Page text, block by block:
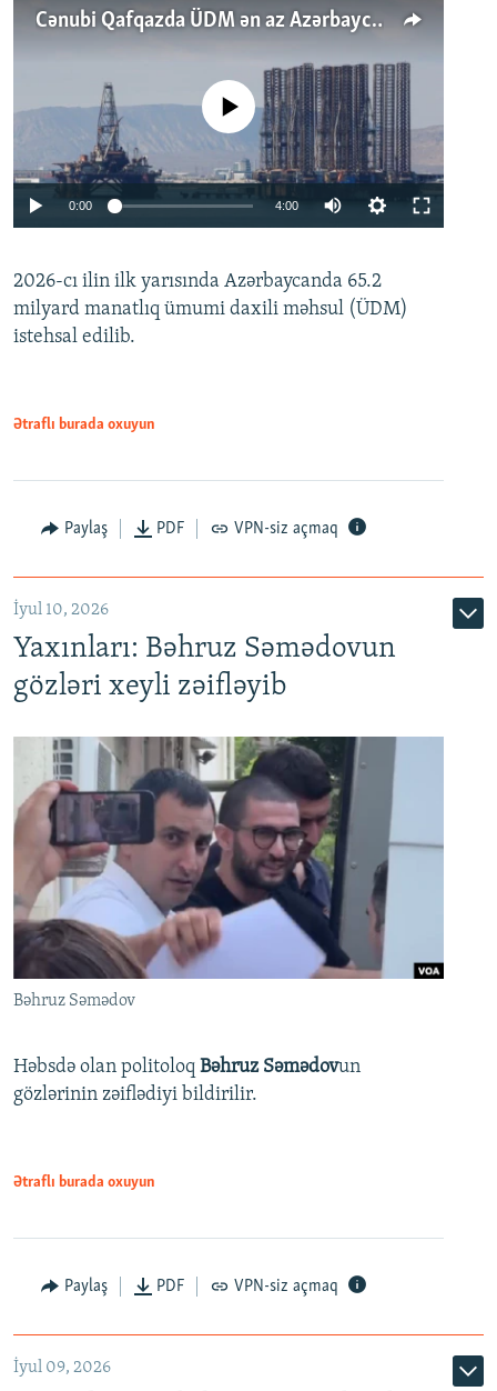
Cənubi Qafqazda ÜDM ən az Azərbaycanda artır: Qonşuları niyə Bakını qabaqlaya bilir?
Auto 240p 360p 480p
No media source currently available
0:00 4:00
360p
480p
2026-cı ilin ilk yarısında Azərbaycanda 65.2
milyard manatlıq ümumi daxili məhsul (ÜDM)
istehsal edilib.
Ətraflı burada oxuyun
Paylaş PDF VPN-siz açmaq
İyul 10, 2026
Yaxınları: Bəhruz Səmədovun
gözləri xeyli zəifləyib
Bəhruz Səmədov
Həbsdə olan politoloq Bəhruz Səmədovun
gözlərinin zəiflədiyi bildirilir.
Ətraflı burada oxuyun
Paylaş PDF VPN-siz açmaq
İyul 09, 2026